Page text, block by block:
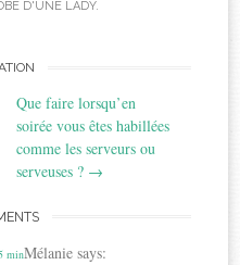
D'UNE LADY.
Que faire lorsqu’en
soirée vous êtes habillées
comme les serveurs ou
serveuses ? →
Mélanie says:
min